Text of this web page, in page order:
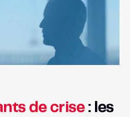
de crise: les